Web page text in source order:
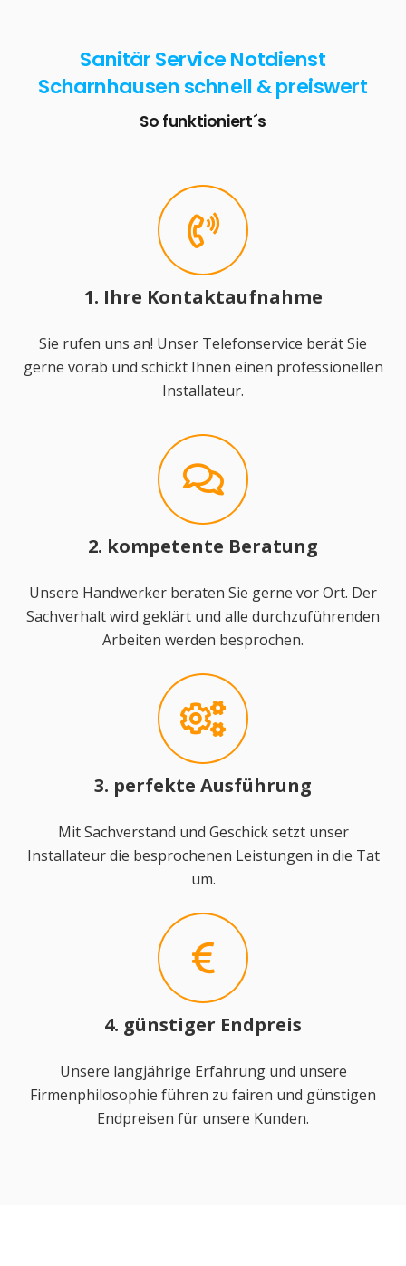
Sanitär Service Notdienst
Scharnhausen schnell & preiswert
So funktioniert´s
1. Ihre Kontaktaufnahme
Sie rufen uns an! Unser Telefonservice berät Sie
gerne vorab und schickt Ihnen einen professionellen
Installateur.
2. kompetente Beratung
Unsere Handwerker beraten Sie gerne vor Ort. Der
Sachverhalt wird geklärt und alle durchzuführenden
Arbeiten werden besprochen.
3. perfekte Ausführung
Mit Sachverstand und Geschick setzt unser
Installateur die besprochenen Leistungen in die Tat
um.
4. günstiger Endpreis
Unsere langjährige Erfahrung und unsere
Firmenphilosophie führen zu fairen und günstigen
Endpreisen für unsere Kunden.